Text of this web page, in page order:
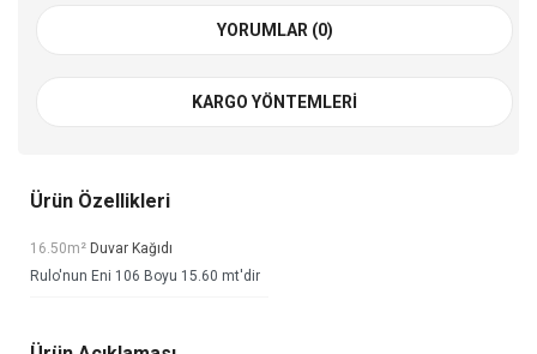
YORUMLAR (0)
KARGO YÖNTEMLERI
Ürün Özellikleri
16.50m² Duvar Kağıdı
Rulo'nun Eni 106 Boyu 15.60 mt'dir